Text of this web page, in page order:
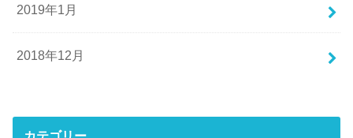
2019年1月
2018年12月